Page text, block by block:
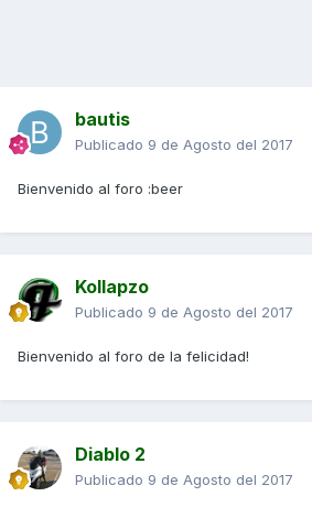
bautis
Publicado 9 de Agosto del 2017
Bienvenido al foro :beer
Kollapzo
Publicado 9 de Agosto del 2017
Bienvenido al foro de la felicidad!
Diablo 2
Publicado 9 de Agosto del 2017